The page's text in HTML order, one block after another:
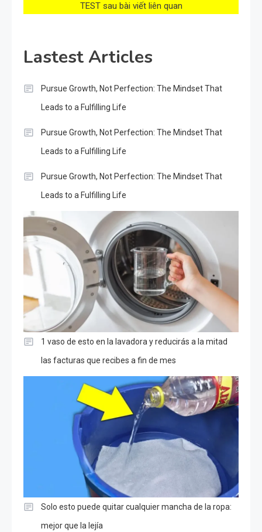
TEST sau bài viết liên quan
Lastest Articles
Pursue Growth, Not Perfection: The Mindset That
Leads to a Fulfilling Life
Pursue Growth, Not Perfection: The Mindset That
Leads to a Fulfilling Life
Pursue Growth, Not Perfection: The Mindset That
Leads to a Fulfilling Life
1 vaso de esto en la lavadora y reducirás a la mitad
las facturas que recibes a fin de mes
Solo esto puede quitar cualquier mancha de la ropa:
mejor que la lejía